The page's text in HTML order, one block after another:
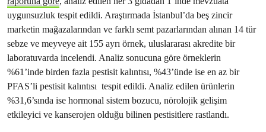
uygunsuzluk tespit edildi. Araştırmada İstanbul’da beş zincir
marketin mağazalarından ve farklı semt pazarlarından alınan 14 tür
sebze ve meyveye ait 155 ayrı örnek, uluslararası akredite bir
laboratuvarda incelendi. Analiz sonucuna göre örneklerin
%61’inde birden fazla pestisit kalıntısı, %43’ünde ise en az bir
PFAS’li pestisit kalıntısı tespit edildi. Analiz edilen ürünlerin
%31,6’sında ise hormonal sistem bozucu, nörolojik gelişim
etkileyici ve kanserojen olduğu bilinen pestisitlere rastlandı.